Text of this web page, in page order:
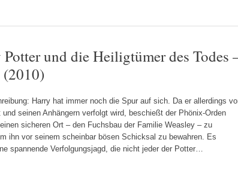
und die Heiligtümer des Todes
Harry hat immer noch die Spur auf sich. Da er allerdings
und seinen Anhängern verfolgt wird, beschießt der Phönix-Orden
sicheren Ort – den Fuchsbau der Familie Weasley – zu
ihn vor seinem scheinbar bösen Schicksal zu bewahren. Es
spannende Verfolgungsjagd, die nicht jeder der Potter…